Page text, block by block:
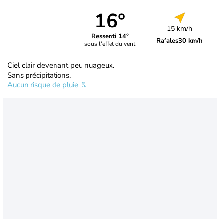
16°
Ressenti 14°
sous l'effet du vent
15 km/h
Rafales30 km/h
Ciel clair devenant peu nuageux.
Sans précipitations.
Aucun risque de pluie